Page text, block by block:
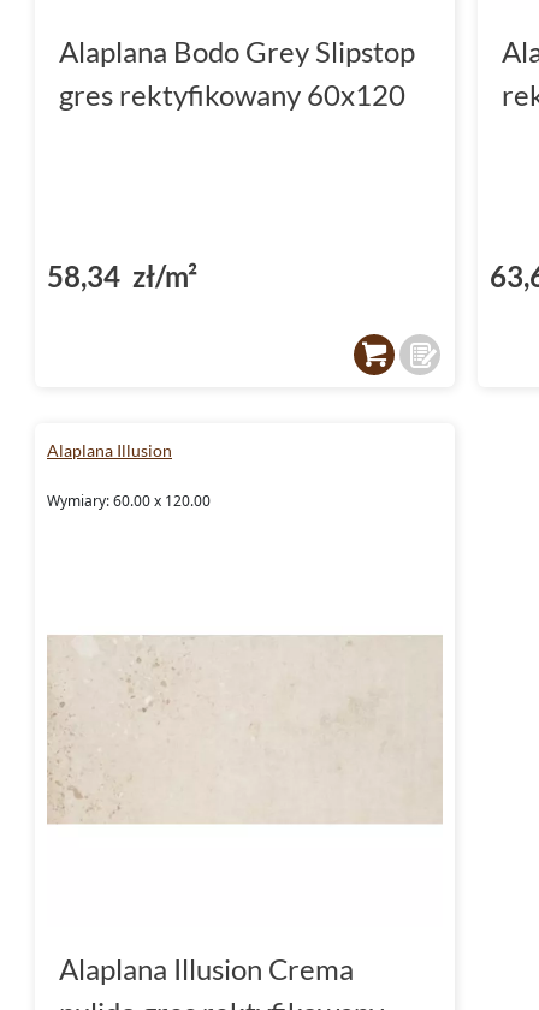
Alaplana Bodo Grey Slipstop
gres rektyfikowany 60x120
58,34 zł/m²
Alaplana Illusion
Wymiary: 60.00 x 120.00
Alaplana Illusion Crema